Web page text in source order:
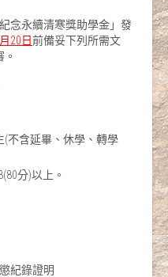
念永續清寒獎助學金」發
月 20 日前備妥下列所需文
(不含延畢、休學、轉學
分)以上。
紀錄證明